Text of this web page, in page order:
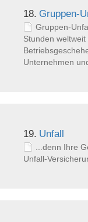
18. Gruppen-
Gruppen-
Stunden
Unternehmen
19. Unfall
...denn Ihre
Unfall-